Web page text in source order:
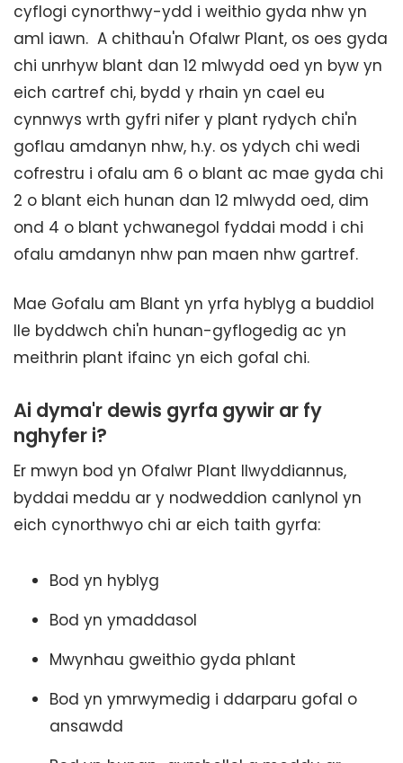
cyflogi cynorthwy-ydd i weithio gyda nhw yn
aml iawn. A chithau'n Ofalwr Plant, os oes gyda
chi unrhyw blant dan 12 mlwydd oed yn byw yn
eich cartref chi, bydd y rhain yn cael eu
cynnwys wrth gyfri nifer y plant rydych chi'n
goflau amdanyn nhw, h.y. os ydych chi wedi
cofrestru i ofalu am 6 o blant ac mae gyda chi
2 o blant eich hunan dan 12 mlwydd oed, dim
ond 4 o blant ychwanegol fyddai modd i chi
ofalu amdanyn nhw pan maen nhw gartref.
Mae Gofalu am Blant yn yrfa hyblyg a buddiol
lle byddwch chi'n hunan-gyflogedig ac yn
meithrin plant ifainc yn eich gofal chi.
Ai dyma'r dewis gyrfa gywir ar fy
nghyfer i?
Er mwyn bod yn Ofalwr Plant llwyddiannus,
byddai meddu ar y nodweddion canlynol yn
eich cynorthwyo chi ar eich taith gyrfa:
Bod yn hyblyg
Bod yn ymaddasol
Mwynhau gweithio gyda phlant
Bod yn ymrwymedig i ddarparu gofal o
ansawdd